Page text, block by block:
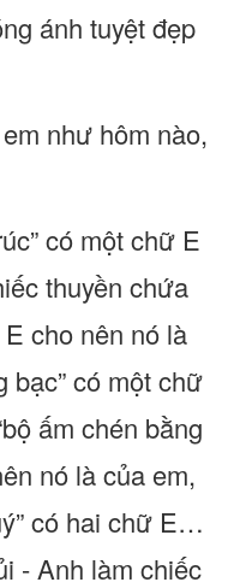
ánh tuyệt đẹp
như hôm nào,
có một chữ E
thuyền chứa
cho nên nó là
bạc” có một chữ
ấm chén bằng
nó là của em,
có hai chữ E…
- Anh làm chiếc